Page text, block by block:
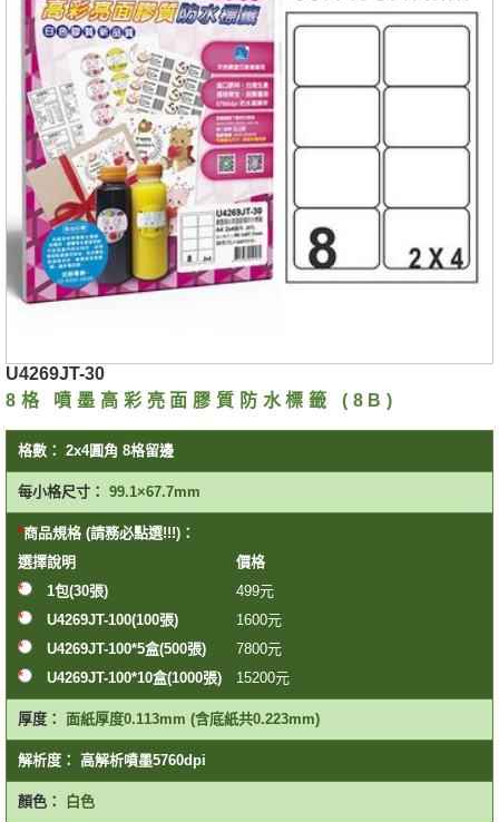
U4269JT-30
8格 噴墨高彩亮面膠質防水標籤 (8B)
格數： 2x4圓角 8格留邊
每小格尺寸： 99.1×67.7mm
商品規格 (請務必點選!!!)：
選擇說明
價格
1包(30張)
499元
U4269JT-100(100張)
1600元
U4269JT-100*5盒(500張)
7800元
U4269JT-100*10盒(1000張) 15200元
厚度： 面紙厚度0.113mm (含底紙共0.223mm)
解析度： 高解析噴墨5760dpi
顏色： 白色